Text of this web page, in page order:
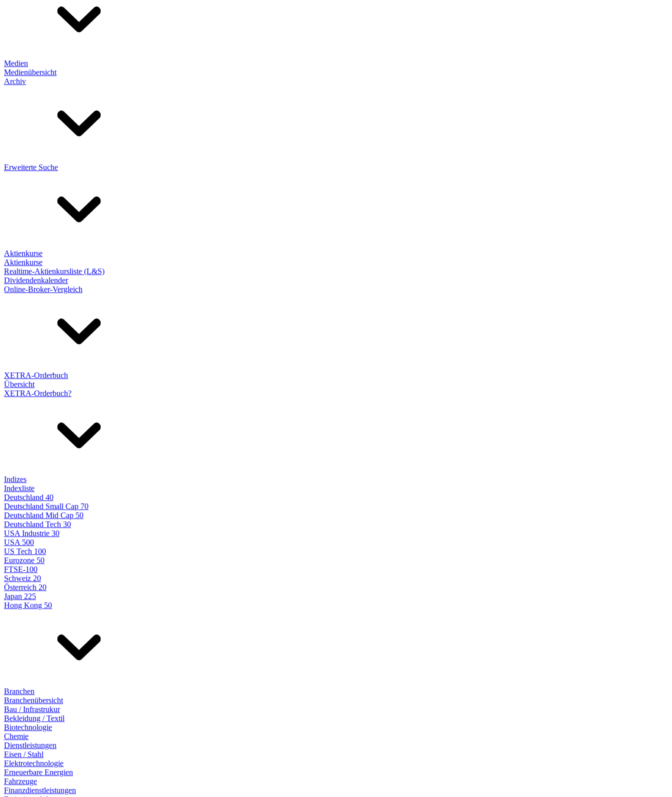
Medien
Medienübersicht
Archiv
Erweiterte Suche
Aktienkurse
Aktienkurse
Realtime-Aktienkursliste (L&S)
Dividendenkalender
Online-Broker-Vergleich
XETRA-Orderbuch
Übersicht
XETRA-Orderbuch?
Indizes
Indexliste
Deutschland 40
Deutschland Small Cap 70
Deutschland Mid Cap 50
Deutschland Tech 30
USA Industrie 30
USA 500
US Tech 100
Eurozone 50
FTSE-100
Schweiz 20
Österreich 20
Japan 225
Hong Kong 50
Branchen
Branchenübersicht
Bau / Infrastrukur
Bekleidung / Textil
Biotechnologie
Chemie
Dienstleistungen
Eisen / Stahl
Elektrotechnologie
Erneuerbare Energien
Fahrzeuge
Finanzdienstleistungen